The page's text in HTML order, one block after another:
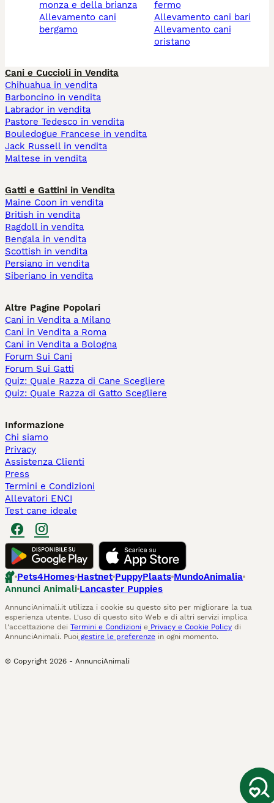
monza e della brianza
allevamento cani
bergamo
fermo
allevamento cani bari
allevamento cani
oristano
Cani e Cuccioli in Vendita
Chihuahua in vendita
Barboncino in vendita
Labrador in vendita
Pastore Tedesco in vendita
Bouledogue Francese in vendita
Jack Russell in vendita
Maltese in vendita
Gatti e Gattini in Vendita
Maine Coon in vendita
British in vendita
Ragdoll in vendita
Bengala in vendita
Scottish in vendita
Persiano in vendita
Siberiano in vendita
Altre Pagine Popolari
Cani in Vendita a Milano
Cani in Vendita a Roma
Cani in Vendita a Bologna
Forum Sui Cani
Forum Sui Gatti
Quiz: Quale Razza di Cane Scegliere
Quiz: Quale Razza di Gatto Scegliere
Informazione
Chi siamo
Privacy
Assistenza Clienti
Press
Termini e Condizioni
Allevatori ENCI
Test cane ideale
Pets4Homes Hastnet PuppyPlaats MundoAnimalia
Annunci Animali Lancaster Puppies
AnnunciAnimali.it utilizza i cookie su questo sito per migliorare la tua
esperienza utente. L'uso di questo sito Web e di altri servizi implica
l'accettazione dei Termini e Condizioni e Privacy e Cookie Policy di
AnnunciAnimali. Puoi gestire le preferenze in ogni momento.
© Copyright 2026 - AnnunciAnimali